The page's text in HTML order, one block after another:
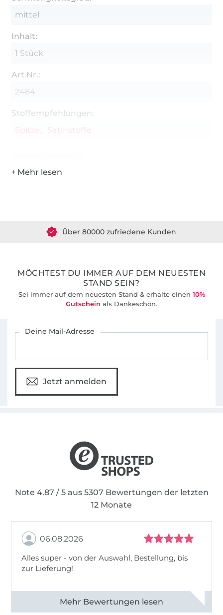
mittel
Inhalt:
1 Stück
Art.Nr.:
2484
Stoffempfehlungen:
Spitze
Satinstoffe
MÖCHTEST DU IMMER AUF DEM NEUESTEN
STAND SEIN?
Sei immer auf dem neuesten Stand & erhalte einen 10%
Gutschein als Dankeschön.
Deine Mail-Adresse
Jetzt anmelden
Note 4.87 / 5 aus 5307 Bewertungen der letzten
12 Monate
06.08.2026
Alles super - von der Auswahl, Bestellung, bis
zur Lieferung!
Alle 82968 Bewertungen ansehen